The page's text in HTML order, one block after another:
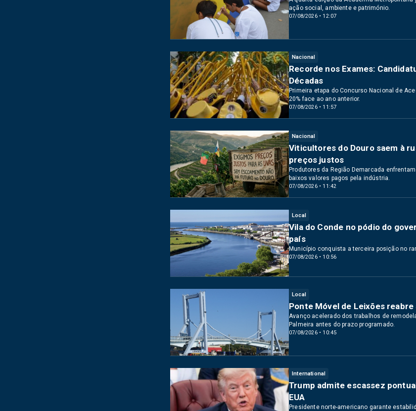
07/08/2026 • 12:07
ação social, ambiente e património.
Nacional
07/08/2026 • 11:57
Recorde nos Exames:
Décadas
Primeira etapa do Concurso Nacional de
20% face ao ano anterior.
Nacional
07/08/2026 • 11:42
Viticultores do Douro saem à
preços justos
Produtores da Região Demarcada
baixos valores pagos pela indústria.
Local
07/08/2026 • 10:56
Vila do Conde no pódio do
país
Município conquista a terceira posição no
Local
07/08/2026 • 10:45
Ponte Móvel de Leixões
Avanço acelerado dos trabalhos de
Palmeira antes do prazo programado.
International
Trump admite escassez
EUA
Presidente norte-americano garante